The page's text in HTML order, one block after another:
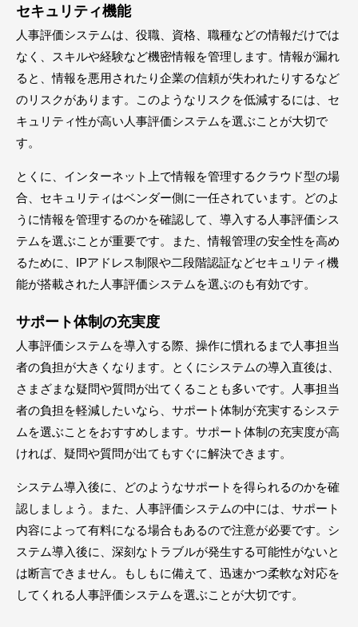
セキュリティ機能
人事評価システムは、役職、資格、職種などの情報だけでは
なく、スキルや経験など機密情報を管理します。情報が漏れ
ると、情報を悪用されたり企業の信頼が失われたりするなど
のリスクがあります。このようなリスクを低減するには、セ
キュリティ性が高い人事評価システムを選ぶことが大切で
す。
とくに、インターネット上で情報を管理するクラウド型の場
合、セキュリティはベンダー側に一任されています。どのよ
うに情報を管理するのかを確認して、導入する人事評価シス
テムを選ぶことが重要です。また、情報管理の安全性を高め
るために、IPアドレス制限や二段階認証などセキュリティ機
能が搭載された人事評価システムを選ぶのも有効です。
サポート体制の充実度
人事評価システムを導入する際、操作に慣れるまで人事担当
者の負担が大きくなります。とくにシステムの導入直後は、
さまざまな疑問や質問が出てくることも多いです。人事担当
者の負担を軽減したいなら、サポート体制が充実するシステ
ムを選ぶことをおすすめします。サポート体制の充実度が高
ければ、疑問や質問が出てもすぐに解決できます。
システム導入後に、どのようなサポートを得られるのかを確
認しましょう。また、人事評価システムの中には、サポート
内容によって有料になる場合もあるので注意が必要です。シ
ステム導入後に、深刻なトラブルが発生する可能性がないと
は断言できません。もしもに備えて、迅速かつ柔軟な対応を
してくれる人事評価システムを選ぶことが大切です。